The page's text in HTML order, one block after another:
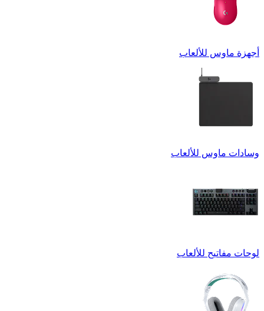
أجهزة ماوس للألعاب
وسادات ماوس للألعاب
لوحات مفاتيح للألعاب